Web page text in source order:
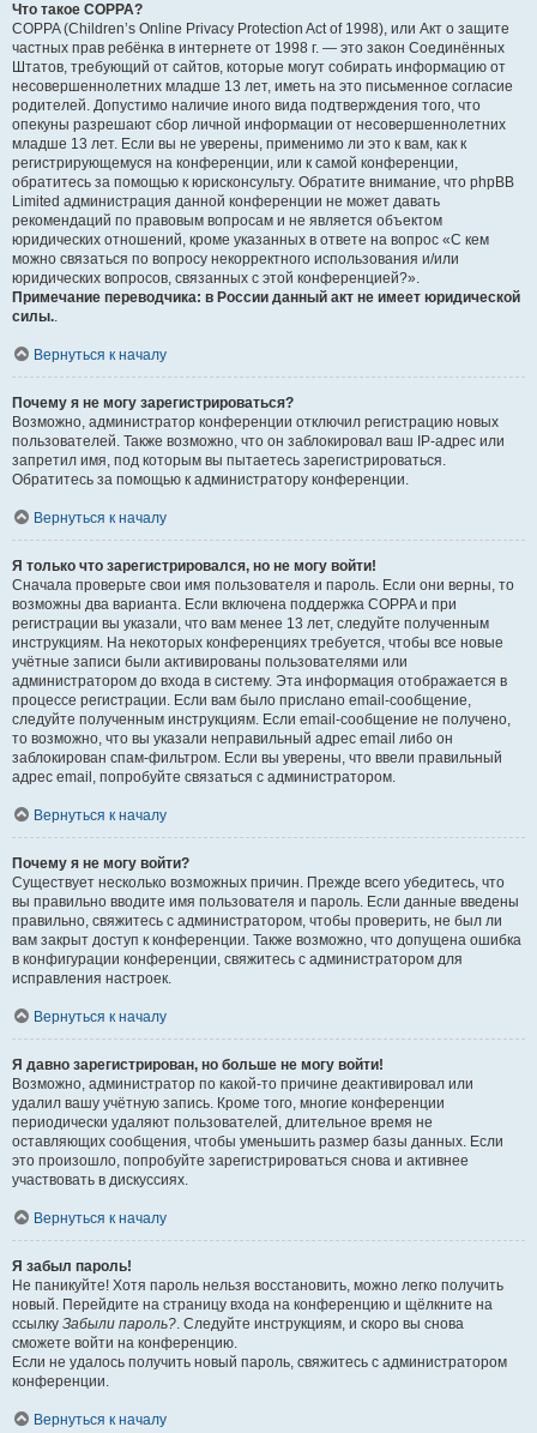
Что такое COPPA?
COPPA (Children’s Online Privacy Protection Act of 1998), или Акт о защите
частных прав ребёнка в интернете от 1998 г. — это закон Соединённых
Штатов, требующий от сайтов, которые могут собирать информацию от
несовершеннолетних младше 13 лет, иметь на это письменное согласие
родителей. Допустимо наличие иного вида подтверждения того, что
опекуны разрешают сбор личной информации от несовершеннолетних
младше 13 лет. Если вы не уверены, применимо ли это к вам, как к
регистрирующемуся на конференции, или к самой конференции,
обратитесь за помощью к юрисконсульту. Обратите внимание, что phpBB
Limited администрация данной конференции не может давать
рекомендаций по правовым вопросам и не является объектом
юридических отношений, кроме указанных в ответе на вопрос «С кем
можно связаться по вопросу некорректного использования и/или
юридических вопросов, связанных с этой конференцией?».
Примечание переводчика: в России данный акт не имеет юридической
силы..
Вернуться к началу
Почему я не могу зарегистрироваться?
Возможно, администратор конференции отключил регистрацию новых
пользователей. Также возможно, что он заблокировал ваш IP-адрес или
запретил имя, под которым вы пытаетесь зарегистрироваться.
Обратитесь за помощью к администратору конференции.
Вернуться к началу
Я только что зарегистрировался, но не могу войти!
Сначала проверьте свои имя пользователя и пароль. Если они верны, то
возможны два варианта. Если включена поддержка COPPA и при
регистрации вы указали, что вам менее 13 лет, следуйте полученным
инструкциям. На некоторых конференциях требуется, чтобы все новые
учётные записи были активированы пользователями или
администратором до входа в систему. Эта информация отображается в
процессе регистрации. Если вам было прислано email-сообщение,
следуйте полученным инструкциям. Если email-сообщение не получено,
то возможно, что вы указали неправильный адрес email либо он
заблокирован спам-фильтром. Если вы уверены, что ввели правильный
адрес email, попробуйте связаться с администратором.
Вернуться к началу
Почему я не могу войти?
Существует несколько возможных причин. Прежде всего убедитесь, что
вы правильно вводите имя пользователя и пароль. Если данные введены
правильно, свяжитесь с администратором, чтобы проверить, не был ли
вам закрыт доступ к конференции. Также возможно, что допущена ошибка
в конфигурации конференции, свяжитесь с администратором для
исправления настроек.
Вернуться к началу
Я давно зарегистрирован, но больше не могу войти!
Возможно, администратор по какой-то причине деактивировал или
удалил вашу учётную запись. Кроме того, многие конференции
периодически удаляют пользователей, длительное время не
оставляющих сообщения, чтобы уменьшить размер базы данных. Если
это произошло, попробуйте зарегистрироваться снова и активнее
участвовать в дискуссиях.
Вернуться к началу
Я забыл пароль!
Не паникуйте! Хотя пароль нельзя восстановить, можно легко получить
новый. Перейдите на страницу входа на конференцию и щёлкните на
ссылку Забыли пароль?. Следуйте инструкциям, и скоро вы снова
сможете войти на конференцию.
Если не удалось получить новый пароль, свяжитесь с администратором
конференции.
Вернуться к началу